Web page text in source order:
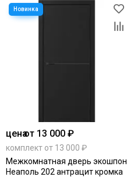
ценаот 13 000 ₽
комплект от 13 000 ₽
Межкомнатная дверь экошпон
Неаполь 202 антрацит кромка